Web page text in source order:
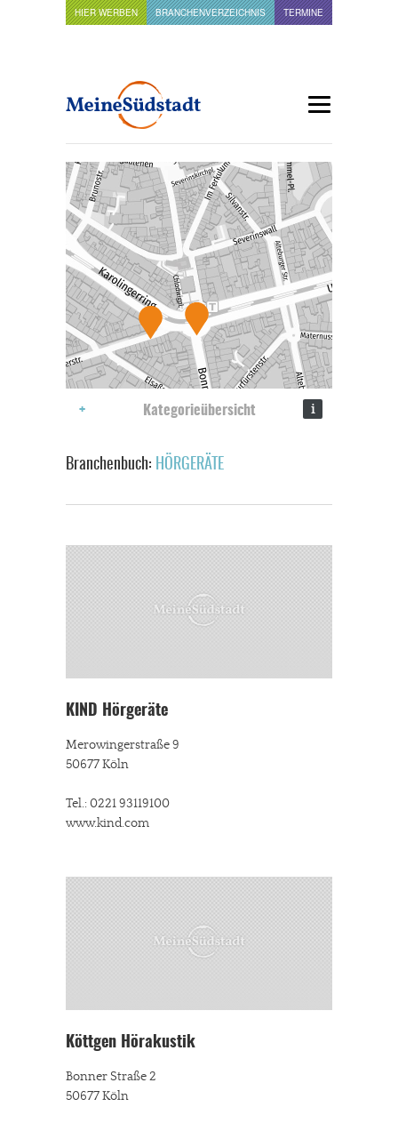
HIER WERBEN BRANCHENVERZEICHNIS TERMINE
i
Kategorieübersicht
Branchenbuch: HÖRGERÄTE
KIND Hörgeräte
Merowingerstraße 9
50677 Köln
Tel.: 0221 93119100
www.kind.com
Köttgen Hörakustik
Bonner Straße 2
50677 Köln